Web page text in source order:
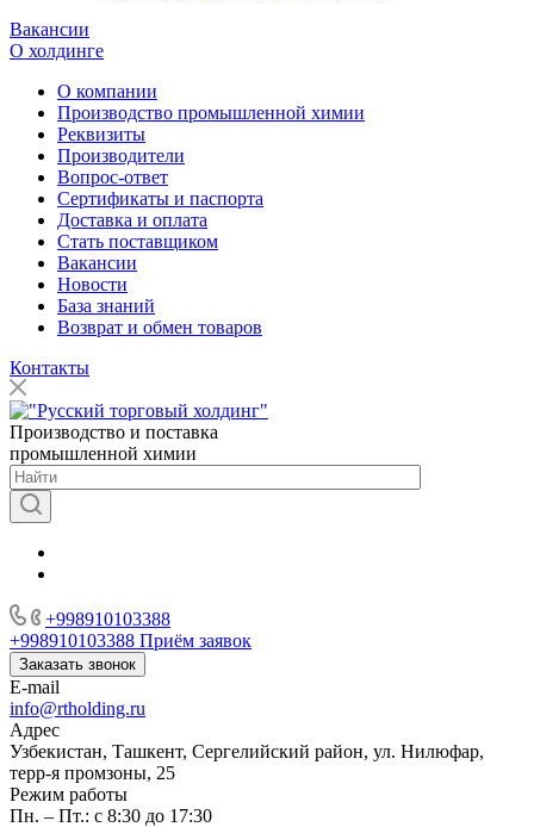
Вакансии
О холдинге
О компании
Производство промышленной химии
Реквизиты
Производители
Вопрос-ответ
Сертификаты и паспорта
Доставка и оплата
Стать поставщиком
Вакансии
Новости
База знаний
Возврат и обмен товаров
Контакты
Производство и поставка
промышленной химии
+998910103388
+998910103388 Приём заявок
Заказать звонок
E-mail
info@rtholding.ru
Адрес
Узбекистан, Ташкент, Сергелийский район, ул. Нилюфар,
терр-я промзоны, 25
Режим работы
Пн. – Пт.: с 8:30 до 17:30